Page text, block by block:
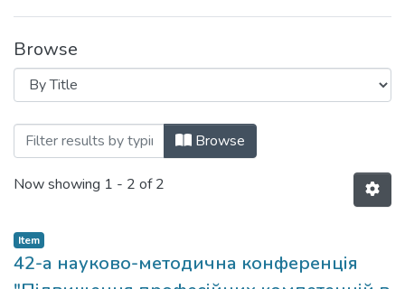
Browse
Browsing 42-а науково-методична
Browse
Now showing 1 - 2 of 2
Item
42-а науково-методична конференція